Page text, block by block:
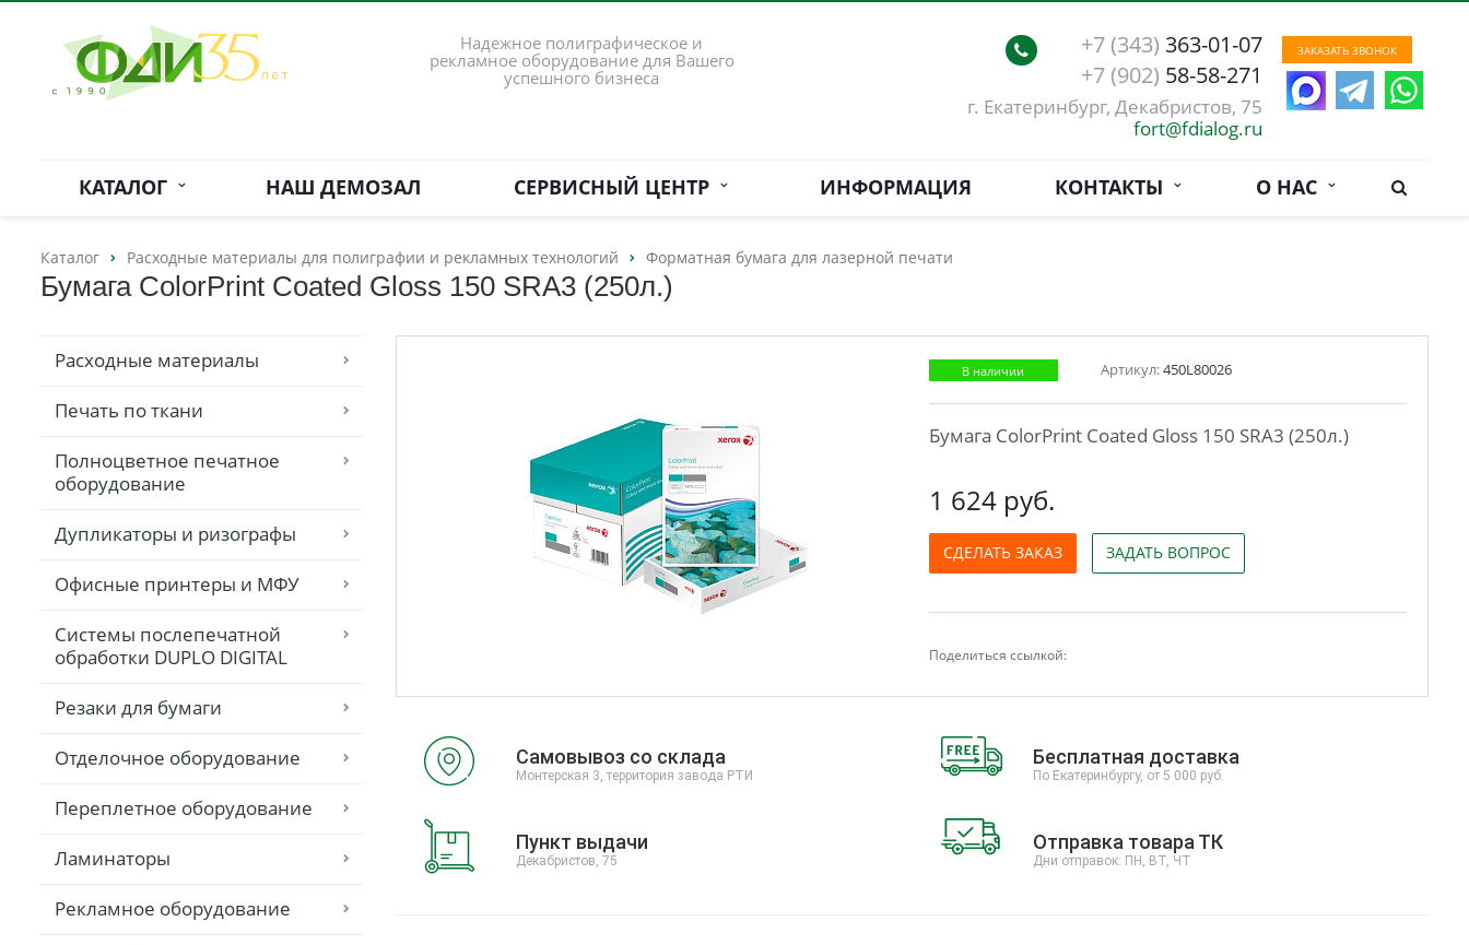
Надежное полиграфическое и
рекламное оборудование для Вашего
успешного бизнеса
ЗАКАЗАТЬ ЗВОНОК
+7 (343) 363-01-07
+7 (902) 58-58-271
г. Екатеринбург, Декабристов, 75
fort@fdialog.ru
КАТАЛОГ НАШ ДЕМОЗАЛ СЕРВИСНЫЙ ЦЕНТР ИНФОРМАЦИЯ КОНТАКТЫ О НАС
Каталог Расходные материалы для полиграфии и рекламных технологий Форматная бумага для лазерной печати
Бумага ColorPrint Coated Gloss 150 SRA3 (250л.)
Расходные материалы
Печать по ткани
Полноцветное печатное
оборудование
Дупликаторы и ризографы
Офисные принтеры и МФУ
Системы послепечатной
обработки DUPLO DIGITAL
Резаки для бумаги
Отделочное оборудование
Переплетное оборудование
Ламинаторы
Рекламное оборудование
В наличии Артикул:450L80026
Бумага ColorPrint Coated Gloss 150 SRA3 (250л.)
1 624 руб.
СДЕЛАТЬ ЗАКАЗ ЗАДАТЬ ВОПРОС
Поделиться ссылкой:
Самовывоз со склада
Монтерская 3, территория завода РТИ
Бесплатная доставка
По Екатеринбургу, от 5 000 руб.
Пункт выдачи
Декабристов, 75
Отправка товара ТК
Дни отправок: ПН, ВТ, ЧТ